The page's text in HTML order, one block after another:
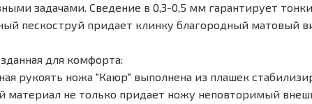
задачами. Сведение в 0,3-0,5 мм гарантирует
пескоструй придает клинку благородный матовый
для комфорта:
рукоять ножа "Каюр" выполнена из плашек
материал не только придает ножу неповторимый